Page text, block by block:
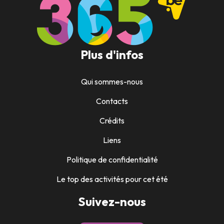
Plus d'infos
Qui sommes-nous
Contacts
Crédits
Liens
Politique de confidentialité
Le top des activités pour cet été
Suivez-nous